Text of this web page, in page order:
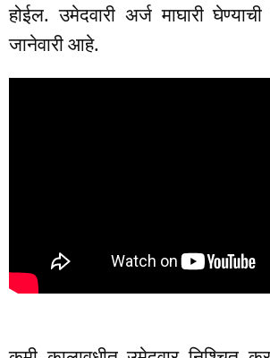
होईल. उमेदवारी अर्ज माघारी
जानेवारी आहे.